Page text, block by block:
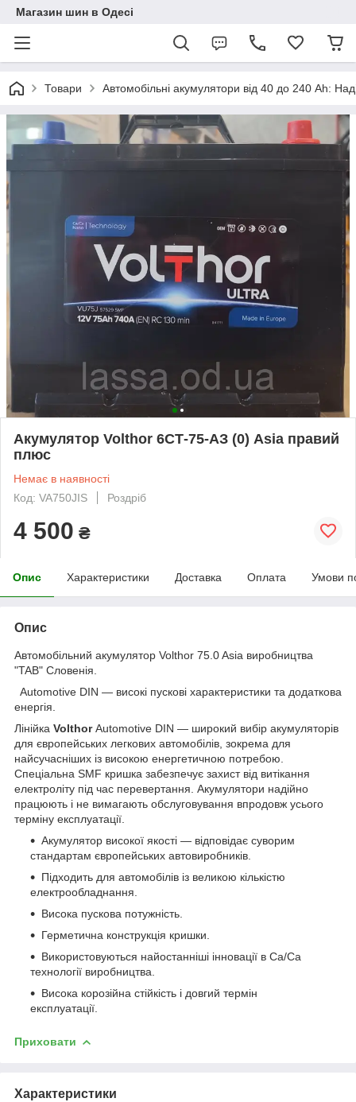
Магазин шин в Одесі
Товари Автомобільні акумулятори від 40 до 240 Ah:
Акумулятор Volthor 6СТ-75-АЗ (0) Asia правий
плюс
Немає в наявності
Код: VA750JIS
Роздріб
4 500 ₴
Опис Характеристики Доставка Оплата Умови
Опис
Автомобільний акумулятор Volthor 75.0 Asia виробництва
"TAB" Словенія.
Automotive DIN — високі пускові характеристики та додаткова
енергія.
Лінійка VolthorAutomotive DIN — широкий вибір акумуляторів
для європейських легкових автомобілів, зокрема для
найсучасніших із високою енергетичною потребою.
Спеціальна SMF кришка забезпечує захист від витікання
електроліту під час перевертання. Акумулятори надійно
працюють і не вимагають обслуговування впродовж усього
терміну експлуатації.
Акумулятор високої якості — відповідає суворим
стандартам європейських автовиробників.
Підходить для автомобілів із великою кількістю
електрообладнання.
Висока пускова потужність.
Герметична конструкція кришки.
Використовуються найостанніші інновації в Ca/Ca
технології виробництва.
Висока корозійна стійкість і довгий термін
експлуатації.
Приховати
Характеристики